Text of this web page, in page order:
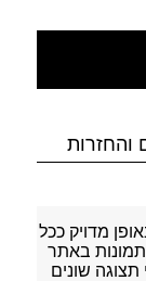
והחזרות
מדויק ככל
באתר
שונים